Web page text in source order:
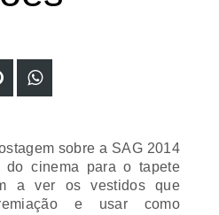
do cinema para o tapete
a ver os vestidos que
e usar como
de vestidos de noiva,